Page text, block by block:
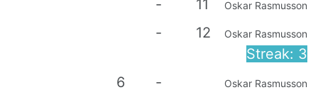
-
11 Oskar Rasmusson
- 12 Oskar Rasmusson
Streak: 3
6
- Oskar Rasmusson